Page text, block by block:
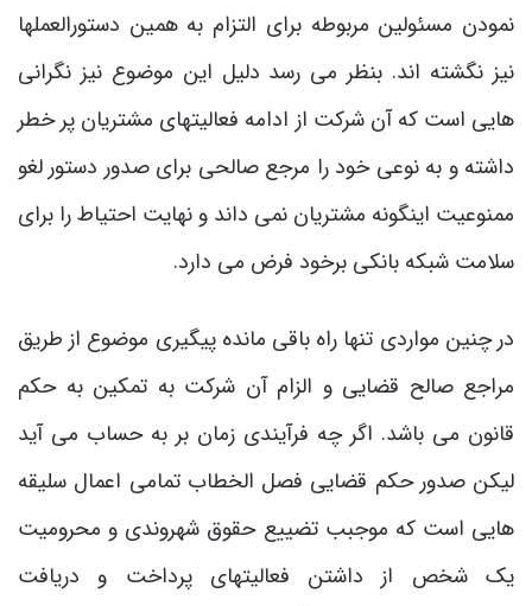
نمودن مسئولین مربوطه برای التزام به همین دستورالعملها
نیز نگشته اند. بنظر می رسد دلیل این موضوع نیز نگرانی
هایی است که آن شرکت از ادامه فعالیتهای مشتریان پر خطر
داشته و به نوعی خود را مرجع صالحی برای صدور دستور لغو
ممنوعیت اینگونه مشتریان نمی داند و نهایت احتیاط را برای
سلامت شبکه بانکی برخود فرض می دارد.
در چنین مواردی تنها راه باقی مانده پیگیری موضوع از طریق
مراجع صالح قضایی و الزام آن شرکت به تمکین به حکم
قانون می باشد. اگر چه فرآیندی زمان بر به حساب می آید
لیکن صدور حکم قضایی فصل الخطاب تمامی اعمال سلیقه
هایی است که موجبب تضییع حقوق شهروندی و محرومیت
یک شخص از داشتن فعالیتهای پرداخت و دریافت